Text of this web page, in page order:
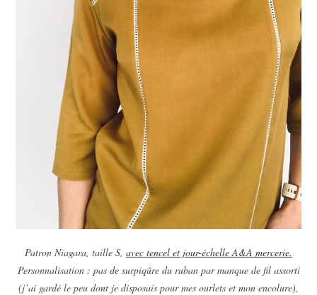
Patron Niagara, taille S, avec tencel et jour-échelle A&A mercerie.
Personnalisation : pas de surpiqûre du ruban par manque de fil assorti
(j’ai gardé le peu dont je disposais pour mes ourlets et mon encolure),